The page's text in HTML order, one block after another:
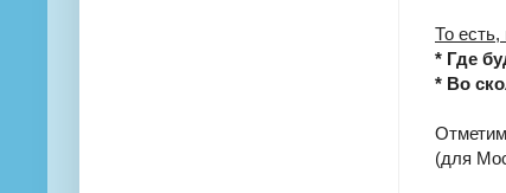
То есть,
* Где
* Во
(для